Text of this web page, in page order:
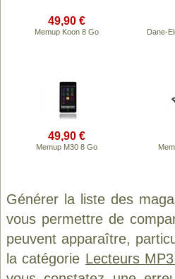
49,90 €
Memup Koon 8 Go Dane-
49,90 €
Memup M30 8 Go
Générer la liste des
vous permettre de
peuvent apparaître,
la catégorie Lecteurs